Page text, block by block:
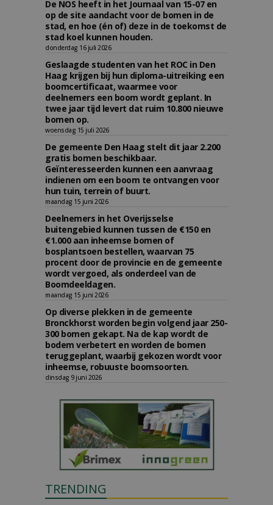
De NOS heeft in het Journaal van 15-07 en
op de site aandacht voor de bomen in de
stad, en hoe (én of) deze in de toekomst de
stad koel kunnen houden.
donderdag 16 juli 2026
Geslaagde studenten van het ROC in Den
Haag krijgen bij hun diploma-uitreiking een
boomcertificaat, waarmee voor
deelnemers een boom wordt geplant. In
twee jaar tijd levert dat ruim 10.800 nieuwe
bomen op.
woensdag 15 juli 2026
De gemeente Den Haag stelt dit jaar 2.200
gratis bomen beschikbaar.
Geïnteresseerden kunnen een aanvraag
indienen om een boom te ontvangen voor
hun tuin, terrein of buurt.
maandag 15 juni 2026
Deelnemers in het Overijsselse
buitengebied kunnen tussen de €150 en
€1.000 aan inheemse bomen of
bosplantsoen bestellen, waarvan 75
procent door de provincie en de gemeente
wordt vergoed, als onderdeel van de
Boomdeeldagen.
maandag 15 juni 2026
Op diverse plekken in de gemeente
Bronckhorst worden begin volgend jaar 250-
300 bomen gekapt. Na de kap wordt de
bodem verbetert en worden de bomen
teruggeplant, waarbij gekozen wordt voor
inheemse, robuuste boomsoorten.
dinsdag 9 juni 2026
TRENDING